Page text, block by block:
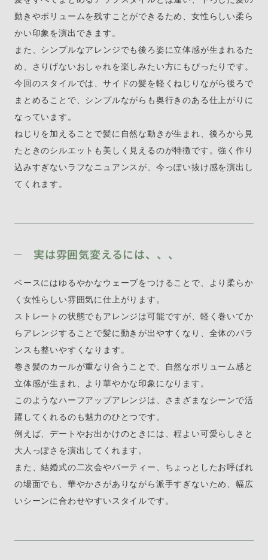
動きやボリュームを残すことができるため、女性らしい柔ら
かい印象を演出できます。
また、シンプルなアレンジでも後ろ姿に立体感が生まれるた
め、さりげないおしゃれを楽しみたい方にもぴったりです。
今回のスタイルでは、サイドの髪を軽くねじりながら後ろで
まとめることで、シンプルながらも奥行きのある仕上がりに
なっています。
ねじりを加えることで髪に自然な動きが生まれ、後ろから見
たときのシルエットも美しく見えるのが特徴です。強く作り
込みすぎないラフなニュアンスが、今っぽい抜け感を演出し
てくれます。
実は雰囲気変えるには、、、
ベースにはゆるやかなウェーブをつけることで、より柔らか
く女性らしい雰囲気に仕上がります。
ストレートの状態でもアレンジは可能ですが、軽く巻いてか
らアレンジすることで髪に動きが出やすくなり、全体のバラ
ンスも整いやすくなります。
巻き髪のカールが重なり合うことで、自然なボリューム感と
立体感が生まれ、より華やかな印象になります。
このようなハーフアップアレンジは、さまざまなシーンで活
躍してくれるのも魅力のひとつです。
例えば、デートやお出かけのときには、程よい可愛らしさと
大人っぽさを演出してくれます。
また、結婚式の二次会やパーティー、ちょっとしたお呼ばれ
の場面でも、華やかさがありながら派手すぎないため、幅広
いシーンに合わせやすいスタイルです。